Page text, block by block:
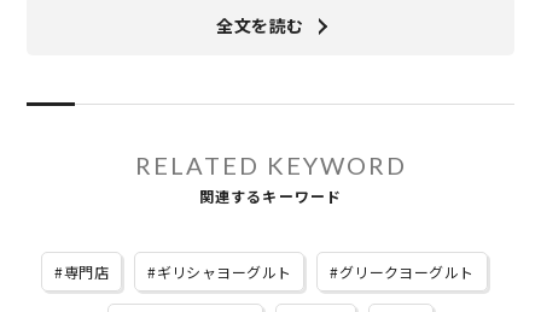
全文を読む
RELATED KEYWORD
関連するキーワード
専門店 ギリシャヨーグルト グリークヨーグルト